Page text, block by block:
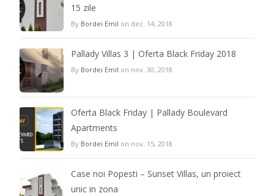
15 zile
By Bordei Emil on dec. 14, 2018
Pallady Villas 3 | Oferta Black Friday 2018
By Bordei Emil on nov. 30, 2018
Oferta Black Friday | Pallady Boulevard
Apartments
By Bordei Emil on nov. 15, 2018
Case noi Popesti – Sunset Villas, un proiect
unic in zona